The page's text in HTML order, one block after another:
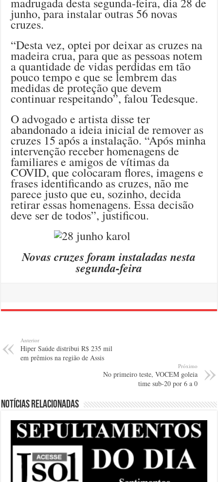
junho, para instalar outras 56 novas
cruzes.
“Desta vez, optei por deixar as cruzes na
madeira crua, para que as pessoas notem
a quantidade de vidas perdidas em tão
pouco tempo e que se lembrem das
medidas de proteção que devem
continuar respeitando”, falou Tedesque.
O advogado e artista disse ter
abandonado a ideia inicial de remover as
cruzes 15 após a instalação. “Após minha
intervenção receber homenagens de
familiares e amigos de vítimas da
COVID, que colocaram flores, imagens e
frases identificando as cruzes, não me
parece justo que eu, sozinho, decida
retirar essas homenagens. Essa decisão
deve ser de todos”, justificou.
Novas cruzes foram instaladas nesta
segunda-feira
Anterior
Hiper Saúde distribui R$ 235 mil
em prêmios na região de Assis
Próximo
No primeiro teste, VOCEM goleia
time sub-20 por 6 a 0
Notícias relacionadas